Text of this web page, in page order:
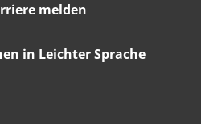
melden
in Leichter Sprache